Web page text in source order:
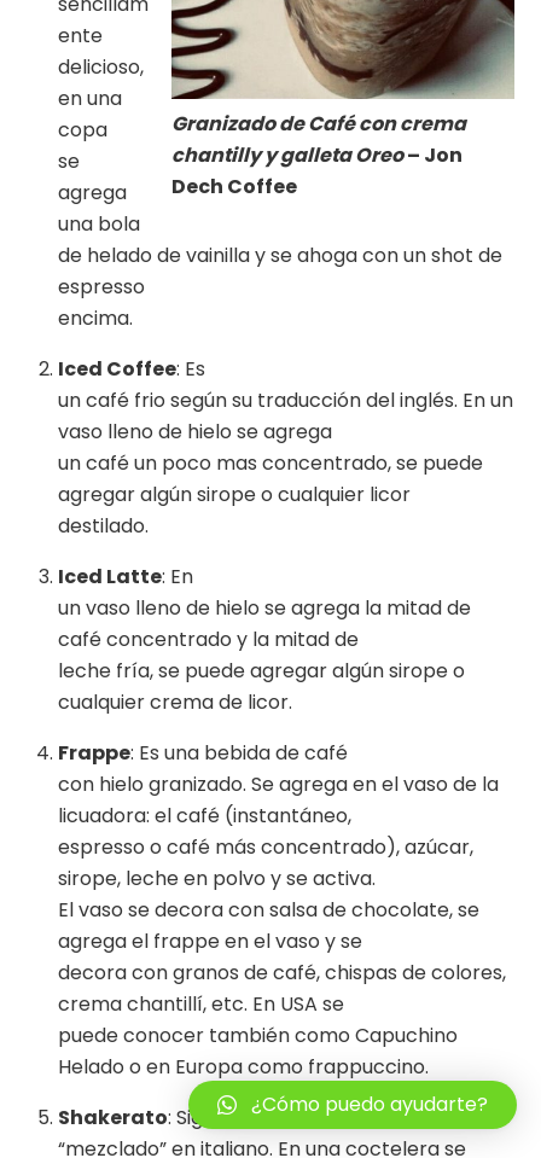
Granizado de Café con crema
chantilly y galleta Oreo– Jon
Dech Coffee
ente
delicioso,
en una
copa
se
agrega
una bola
de helado de vainilla y se ahoga con un shot de
espresso
encima.
Iced Coffee: Es
un café frio según su traducción del inglés. En un
vaso lleno de hielo se agrega
un café un poco mas concentrado, se puede
agregar algún sirope o cualquier licor
destilado.
Iced Latte: En
un vaso lleno de hielo se agrega la mitad de
café concentrado y la mitad de
leche fría, se puede agregar algún sirope o
cualquier crema de licor.
Frappe: Es una bebida de café
con hielo granizado. Se agrega en el vaso de la
licuadora: el café (instantáneo,
espresso o café más concentrado), azúcar,
sirope, leche en polvo y se activa.
El vaso se decora con salsa de chocolate, se
agrega el frappe en el vaso y se
decora con granos de café, chispas de colores,
crema chantillí, etc. En USA se
puede conocer también como Capuchino
Helado o en Europa como frappuccino.
Shakerato: Significa
“mezclado” en italiano. En una coctelera se
Back
To
Top
¿Cómo puedo ayudarte?